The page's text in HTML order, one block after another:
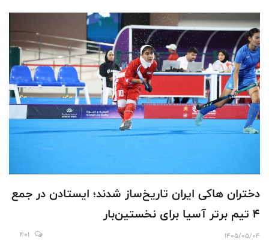
دختران هاکی ایران تاریخ‌ساز شدند؛ ایستادن در جمع
۴ تیم برتر آسیا برای نخستین‌بار
1405/05/04
401